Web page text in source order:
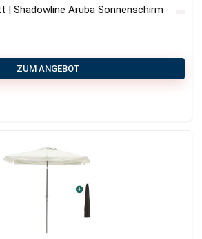
| Shadowline Aruba Sonnenschirm
ZUM ANGEBOT